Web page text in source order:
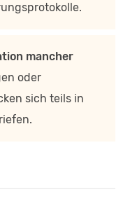
mancher
oder
sich teils in